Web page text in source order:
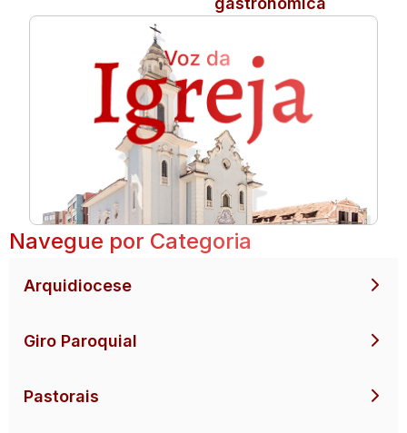
Navegue por Categoria
Arquidiocese
Giro Paroquial
Pastorais